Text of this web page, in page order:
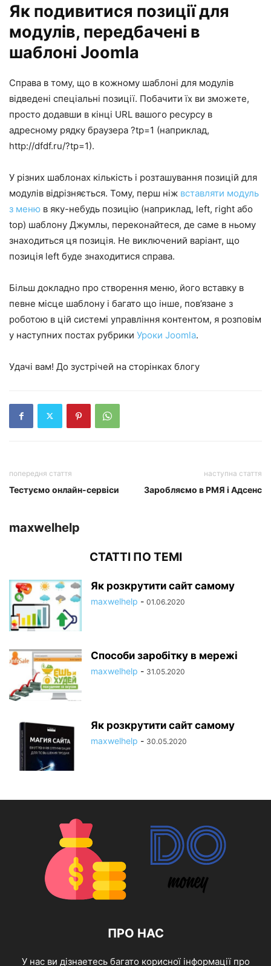
Як подивитися позиції для
модулів, передбачені в
шаблоні Joomla
Справа в тому, що в кожному шаблоні для модулів
відведені спеціальні позиції. Побачити їх ви зможете,
просто додавши в кінці URL вашого ресурсу в
адресному рядку браузера ?tp=1 (наприклад,
http://dfdf.ru/?tp=1).
У різних шаблонах кількість і розташування позицій для
модулів відрізняється. Тому, перш ніж вставляти модуль
з меню в яку-небудь позицію (наприклад, left, right або
top) шаблону Джумлы, переконайтеся, де саме в ньому
знаходиться ця позиція. Не виключений варіант, що
позиція left буде знаходитися справа.
Більш докладно про створення меню, його вставку в
певне місце шаблону і багато що інше, пов’язане з
роботою в цій системі управління контентом, я розповім
у наступних постах рубрики Уроки Joomla.
Удачі вам! До зустрічей на сторінках блогу
попередня стаття
Тестуємо онлайн-сервіси
наступна стаття
Заробляємо в РМЯ і Адсенс
maxwelhelp
СТАТТІ ПО ТЕМІ
Як розкрутити сайт самому
maxwelhelp - 01.06.2020
Способи заробітку в мережі
maxwelhelp - 31.05.2020
Як розкрутити сайт самому
maxwelhelp - 30.05.2020
ПРО НАС
У нас ви дізнаетесь багато корисної інформації про